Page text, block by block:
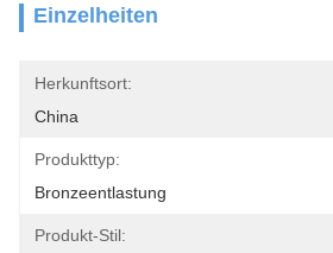
Einzelheiten
Herkunftsort:
China
Produkttyp:
Bronzeentlastung
Produkt-Stil: